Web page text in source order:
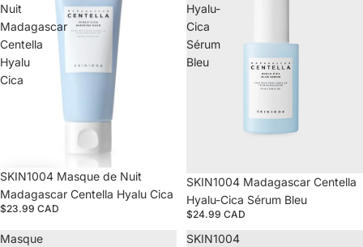
Nuit
Madagascar
Centella
Hyalu
Cica
SKIN1004 Masque de Nuit
Madagascar Centella Hyalu Cica
$23.99 CAD
Hyalu-
Cica
Sérum
Bleu
Épuisé
SKIN1004 Madagascar Centella
Hyalu-Cica Sérum Bleu
$24.99 CAD
Masque
SKIN1004